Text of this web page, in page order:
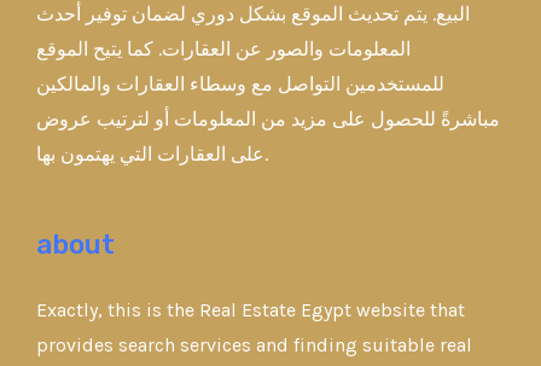
البيع. يتم تحديث الموقع بشكل دوري لضمان توفير أحدث
المعلومات والصور عن العقارات. كما يتيح الموقع
للمستخدمين التواصل مع وسطاء العقارات والمالكين
مباشرةً للحصول على مزيد من المعلومات أو لترتيب عروض
على العقارات التي يهتمون بها.
about
Exactly, this is the Real Estate Egypt website that
provides search services and finding suitable real